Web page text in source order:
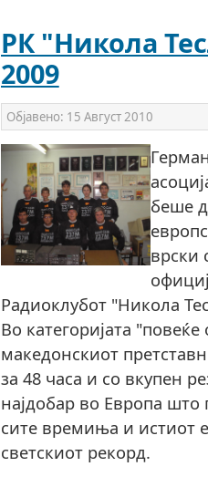
РК "Никола
2009
Објавено: 15 Август 2010
беше
врски
Радиоклубот "Никола
Во категоријата
македонскиот
за 48 часа и со вкупен
најдобар во Европа што
сите времиња и истиот
светскиот рекорд.